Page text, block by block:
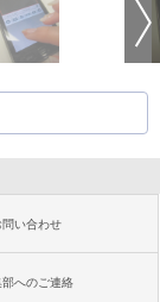
問い合わせ
部へのご連絡